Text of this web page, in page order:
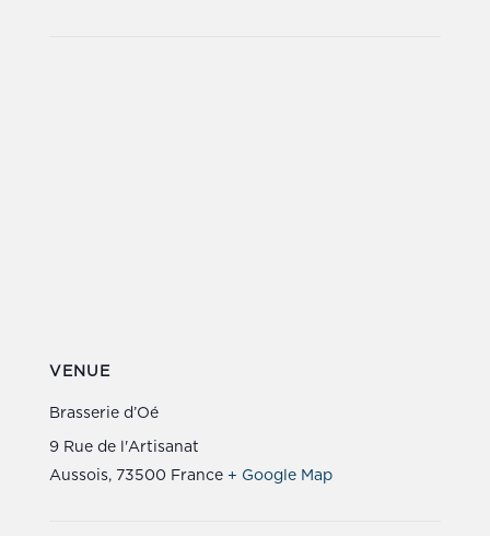
VENUE
Brasserie d’Oé
9 Rue de l'Artisanat
Aussois, 73500 France + Google Map